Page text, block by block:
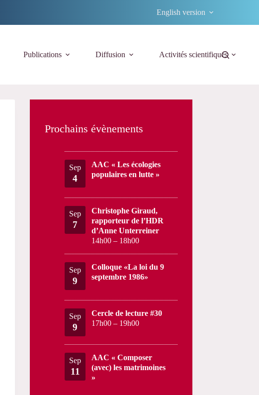
English version
Publications Diffusion Activités scientifiques
Prochains évènements
Sep
4
AAC « Les écologies
populaires en lutte »
Sep
7
Christophe Giraud,
rapporteur de l’HDR
d’Anne Unterreiner
14h00 – 18h00
Sep
9
Colloque «La loi du 9
septembre 1986»
Sep
9
Cercle de lecture #30
17h00 – 19h00
Sep
11
AAC « Composer
(avec) les matrimoines
»